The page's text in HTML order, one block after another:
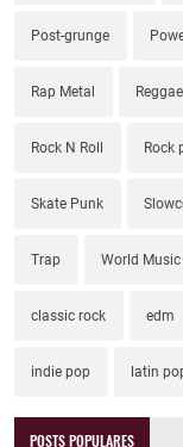
Post-grunge
Rap Metal Reggae
Rock N Roll Rock
Skate Punk
Trap World
classic rock edm
indie pop latin
POSTS POPULARES